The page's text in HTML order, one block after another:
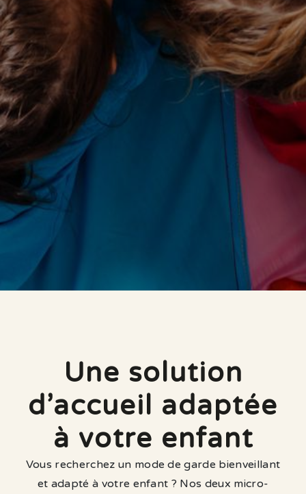
Une solution
d’accueil adaptée
à votre enfant
Vous recherchez un mode de garde bienveillant
et adapté à votre enfant ? Nos deux micro-